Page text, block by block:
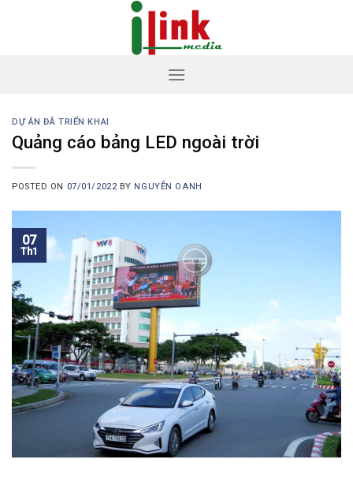
DỰ ÁN ĐÃ TRIỂN KHAI
Quảng cáo bảng LED ngoài trời
POSTED ON 07/01/2022 BY NGUYỄN OANH
07
Th1